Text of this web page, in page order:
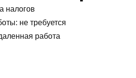
налогов
: не требуется
работа